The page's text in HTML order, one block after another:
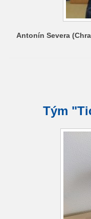
Antonín Severa
Tým